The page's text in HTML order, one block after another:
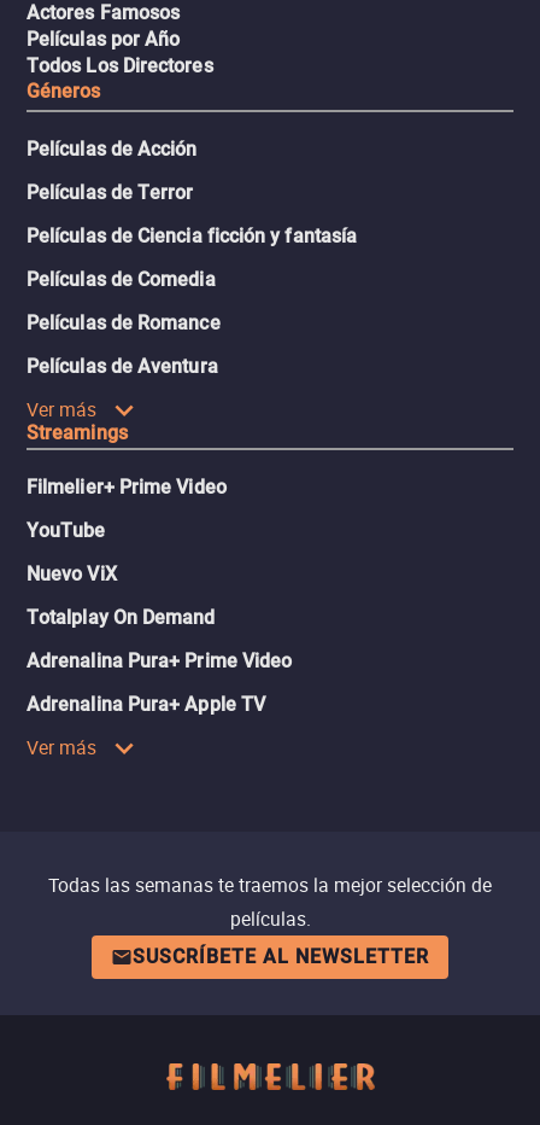
Actores Famosos
Películas por Año
Todos Los Directores
Géneros
Películas de Acción
Películas de Terror
Películas de Ciencia ficción y fantasía
Películas de Comedia
Películas de Romance
Películas de Aventura
Ver más
Streamings
Filmelier+ Prime Video
YouTube
Nuevo ViX
Totalplay On Demand
Adrenalina Pura+ Prime Video
Adrenalina Pura+ Apple TV
Ver más
Todas las semanas te traemos la mejor selección de
películas.
SUSCRÍBETE AL NEWSLETTER